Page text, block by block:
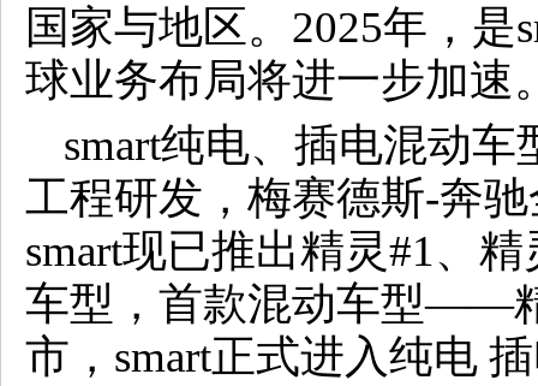
国家与地区。2025年，是
球业务布局将进一步加速
smart纯电、插电混动
工程研发，梅赛德斯-奔
smart现已推出精灵#1、
车型，首款混动车型——
市，smart正式进入纯电